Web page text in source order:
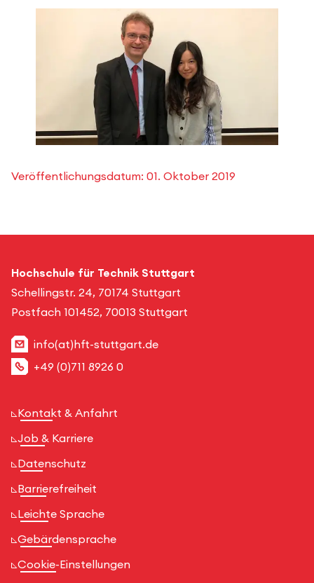
Veröffentlichungsdatum: 01. Oktober 2019
Hochschule für Technik Stuttgart
Schellingstr. 24, 70174 Stuttgart
Postfach 101452, 70013 Stuttgart
info(at)hft-stuttgart.de
+49 (0)711 8926 0
Kontakt & Anfahrt
Job & Karriere
Datenschutz
Barrierefreiheit
Leichte Sprache
Gebärdensprache
Cookie-Einstellungen